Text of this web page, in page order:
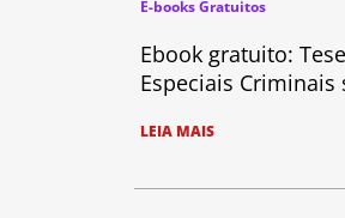
E-books Gratuitos
Ebook gratuito:
Especiais Criminais
LEIA MAIS